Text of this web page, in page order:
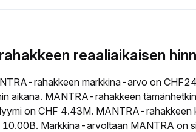
reaaliaikaisen
rahakkeen markkina-arvo on
aikana. MANTRA-rahakkeen
on CHF 4.43M. MANTRA-rahakkeen
10.00B. Markkina-arvoltaan MANTRA on